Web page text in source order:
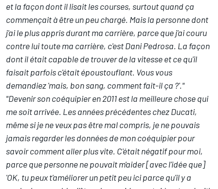
et la façon dont il lisait les courses, surtout quand ça
commençait à être un peu chargé. Mais la personne dont
j'ai le plus appris durant ma carrière, parce que j'ai couru
contre lui toute ma carrière, c'est Dani Pedrosa. La façon
dont il était capable de trouver de la vitesse et ce qu'il
faisait parfois c'était époustouflant. Vous vous
demandiez 'mais, bon sang, comment fait-il ça ?'."
"Devenir son coéquipier en 2011 est la meilleure chose qui
me soit arrivée. Les années précédentes chez Ducati,
même si je ne veux pas être mal compris, je ne pouvais
jamais regarder les données de mon coéquipier pour
savoir comment aller plus vite. C'était négatif pour moi,
parce que personne ne pouvait m'aider [avec l'idée que]
'OK, tu peux t'améliorer un petit peu ici parce qu'il y a